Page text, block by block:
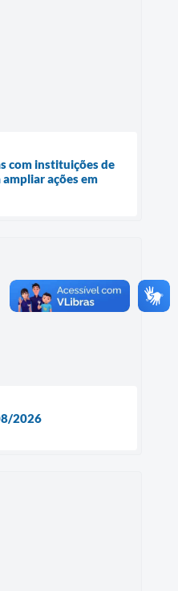
com instituições de
ações em
2026